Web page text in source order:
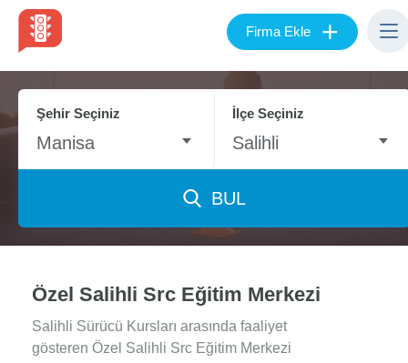
Firma Ekle +
Şehir Seçiniz
Manisa
İlçe Seçiniz
Salihli
BUL
Özel Salihli Src Eğitim Merkezi
Salihli Sürücü Kursları arasında faaliyet
gösteren Özel Salihli Src Eğitim Merkezi